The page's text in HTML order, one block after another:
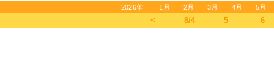
2026年 1月 2月 3月 4月 5月
＜ 8/4 5 6